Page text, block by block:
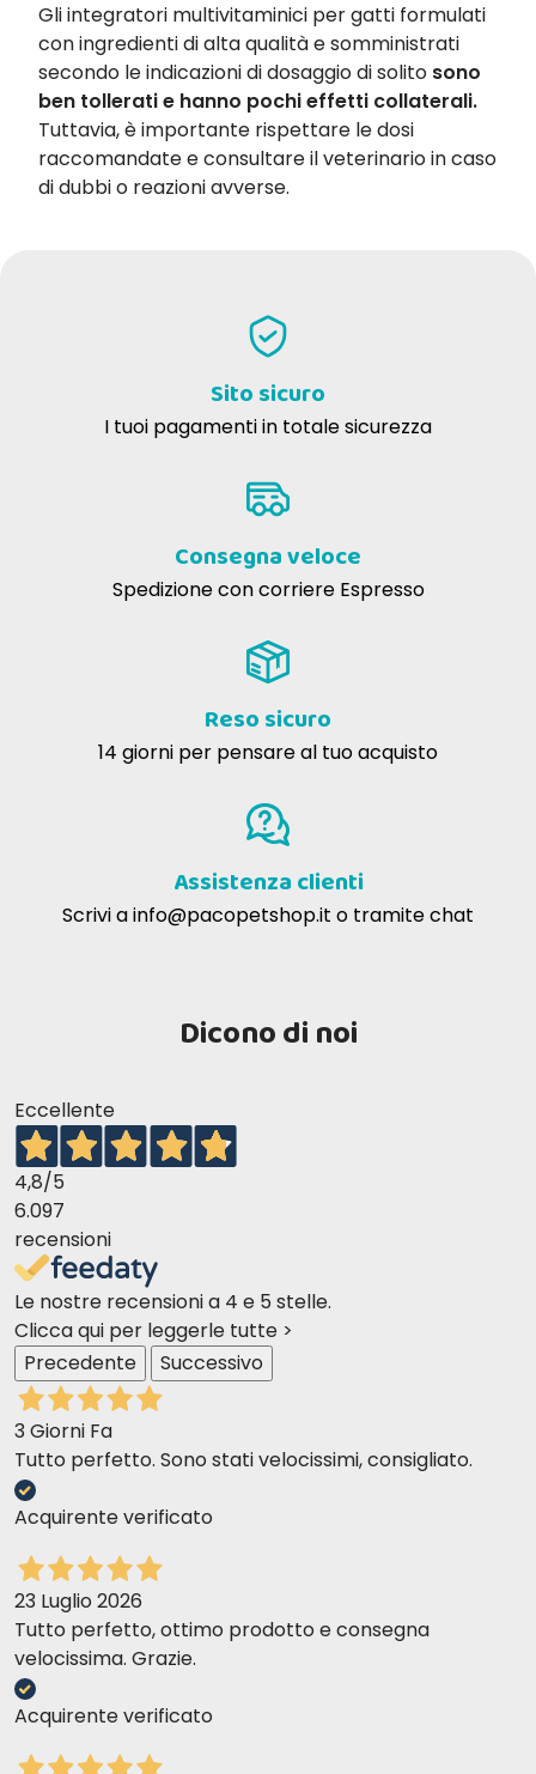
Gli integratori multivitaminici per gatti formulati
con ingredienti di alta qualità e somministrati
secondo le indicazioni di dosaggio di solito sono
ben tollerati e hanno pochi effetti collaterali.
Tuttavia, è importante rispettare le dosi
raccomandate e consultare il veterinario in caso
di dubbi o reazioni avverse.
Sito sicuro
I tuoi pagamenti in totale sicurezza
Consegna veloce
Spedizione con corriere Espresso
Reso sicuro
14 giorni per pensare al tuo acquisto
Assistenza clienti
Scrivi ainfo@pacopetshop.it o tramite chat
Dicono di noi
Eccellente
4,8/5
6.097
recensioni
Le nostre recensioni a 4 e 5 stelle.
Clicca qui per leggerle tutte >
Precedente
Successivo
3 Giorni Fa
Tutto perfetto. Sono stati velocissimi, consigliato.
Acquirente verificato
23 Luglio 2026
Tutto perfetto, ottimo prodotto e consegna
velocissima. Grazie.
Acquirente verificato